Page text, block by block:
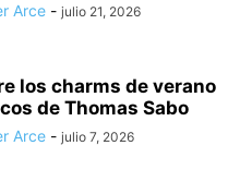
Arce - julio 21, 2026
los charms de verano
de Thomas Sabo
Arce - julio 7, 2026